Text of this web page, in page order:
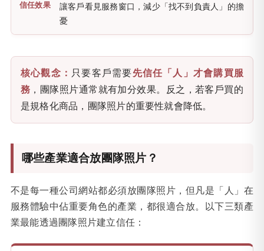
讓客戶看見服務窗口，減少「找不到負責人」的擔
憂
核心觀念： 只要客戶需要先信任「人」才會購買服
務 ，團隊照片通常就有加分效果。反之，若客戶買的
是規格化商品，團隊照片的重要性就會降低。
哪些產業適合放團隊照片？
不是每一種公司網站都必須放團隊照片，但凡是「人」在
服務體驗中佔重要角色的產業，都很適合放。以下三類產
業最能透過團隊照片建立信任：